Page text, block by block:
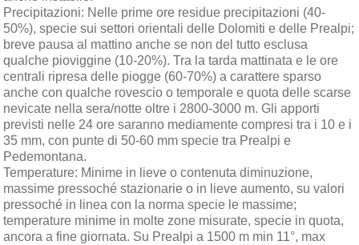
Precipitazioni: Nelle prime ore residue precipitazioni (40-
50%), specie sui settori orientali delle Dolomiti e delle Prealpi;
breve pausa al mattino anche se non del tutto esclusa
qualche pioviggine (10-20%). Tra la tarda mattinata e le ore
centrali ripresa delle piogge (60-70%) a carattere sparso
anche con qualche rovescio o temporale e quota delle scarse
nevicate nella sera/notte oltre i 2800-3000 m. Gli apporti
previsti nelle 24 ore saranno mediamente compresi tra i 10 e i
35 mm, con punte di 50-60 mm specie tra Prealpi e
Pedemontana.
Temperature: Minime in lieve o contenuta diminuzione,
massime pressoché stazionarie o in lieve aumento, su valori
pressoché in linea con la norma specie le massime;
temperature minime in molte zone misurate, specie in quota,
ancora a fine giornata. Su Prealpi a 1500 m min 11°, max